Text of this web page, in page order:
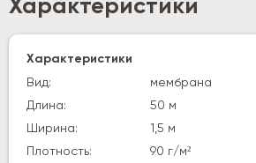
Характеристики
Характеристики
Вид:
мембрана
Длина:
50 м
Ширина:
1,5 м
Плотность:
90 г/м²